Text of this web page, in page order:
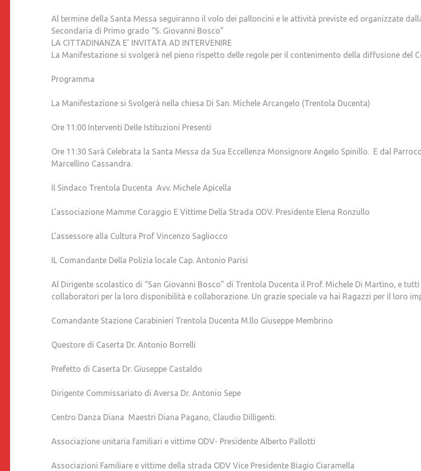
Al termine della Santa Messa seguiranno il volo dei palloncini e le attività previste ed organizzate
Secondaria di Primo grado “S. Giovanni Bosco”
LA CITTADINANZA E’ INVITATA AD INTERVENIRE
La Manifestazione si svolgerà nel pieno rispetto delle regole per il contenimento della diffusione del
Programma
La Manifestazione si Svolgerà nella chiesa Di San. Michele Arcangelo (Trentola Ducenta)
Ore 11:00 Interventi Delle Istituzioni Presenti
Ore 11:30 Sarà Celebrata la Santa Messa da Sua Eccellenza Monsignore Angelo Spinillo. E dal
Marcellino Cassandra.
Il Sindaco Trentola Ducenta Avv. Michele Apicella
L’associazione Mamme Coraggio E Vittime Della Strada ODV. Presidente Elena Ronzullo
L’assessore alla Cultura Prof Vincenzo Sagliocco
IL Comandante Della Polizia locale Cap. Antonio Parisi
Al Dirigente scolastico di “San Giovanni Bosco” di Trentola Ducenta il Prof. Michele Di Martino, e tutti
collaboratori per la loro disponibilità e collaborazione. Un grazie speciale va hai Ragazzi per il loro
Comandante Stazione Carabinieri Trentola Ducenta M.llo Giuseppe Membrino
Questore di Caserta Dr. Antonio Borrelli
Prefetto di Caserta Dr. Giuseppe Castaldo
Dirigente Commissariato di Aversa Dr. Antonio Sepe
Centro Danza Diana Maestri Diana Pagano, Claudio Dilligenti.
Associazione unitaria familiari e vittime ODV- Presidente Alberto Pallotti
Associazioni Familiare e vittime della strada ODV Vice Presidente Biagio Ciaramella